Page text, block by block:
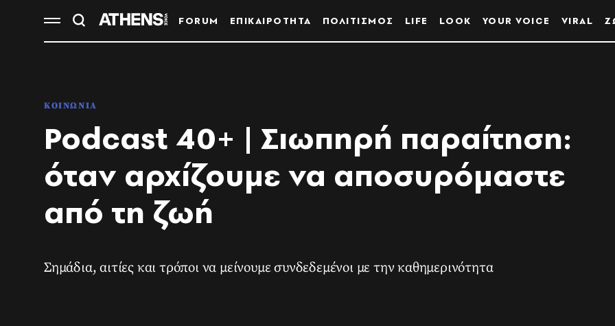
FORUM ΕΠΙΚΑΙΡΟΤΗΤΑ ΠΟΛΙΤΙΣΜΟΣ LIFE LOOK YOUR VOICE VIRAL
ΚΟΙΝΩΝΙΑ
Podcast 40+ | Σιωπηρή παραίτηση:
όταν αρχίζουμε να αποσυρόμαστε
από τη ζωή
Σημάδια, αιτίες και τρόποι να μείνουμε συνδεδεμένοι με την καθημερινότητα